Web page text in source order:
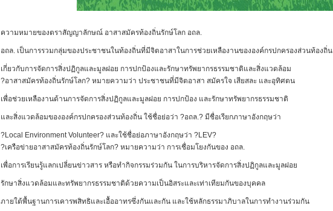
ความหมายของตราสัญญาลักษณ์ อาสาสมัครท้องถิ่นรักษ์โลก อถล.
อถล. เป็นการรวมกลุ่มของประชาชนในท้องถิ่นที่มีจิตอาสาในการช่วยเหลืองานขององค์กรปกครองส่วนท้องถิ่น
เกี่ยวกับการจัดการสิ่งปฏิกูลและมูลฝอย การปกป้องและรักษาทรัพยากรธรรมชาติและสิ่งแวดล้อม
?อาสาสมัครท้องถิ่นรักษ์โลก? หมายความว่า ประชาชนที่มีจิตอาสา สมัครใจ เสียสละ และอุทิศตน
เพื่อช่วยเหลืองานด้านการจัดการสิ่งปฏิกูลและมูลฝอย การปกป้อง และรักษาทรัพยากรธรรมชาติ
และสิ่งแวดล้อมขององค์กรปกครองส่วนท้องถิ่น ใช้ชื่อย่อว่า ?อถล.? มีชื่อเรียกภาษาอังกฤษว่า
?Local Environment Volunteer? และใช้ชื่อย่อภาษาอังกฤษว่า ?LEV?
?เครือข่ายอาสาสมัครท้องถิ่นรักษ์โลก? หมายความว่า การเชื่อมโยงกันของ อถล.
เพื่อการเรียนรู้แลกเปลี่ยนข่าวสาร หรือทํากิจกรรมร่วมกัน ในการบริหารจัดการสิ่งปฏิกูลและมูลฝอย
รักษาสิ่งแวดล้อมและทรัพยากรธรรมชาติด้วยความเป็นอิสระและเท่าเทียมกันของบุคคล
ภายใต้พื้นฐานการเคารพสิทธิและเอื้ออาทรซึ่งกันและกัน และใช้หลักธรรมาภิบาลในการทํางานร่วมกัน